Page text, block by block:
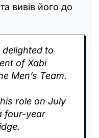
вивів його до
delighted to
of Xabi
Men’s Team.
role on July
four-year